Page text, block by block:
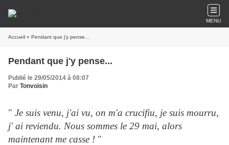
MENU
Accueil » Pendant que j'y pense...
Pendant que j'y pense...
Publié le 29/05/2014 à 08:07
Par Tonvoisin
" Je suis venu, j'ai vu, on m'a crucifiu, je suis mourru,
j' ai reviendu. Nous sommes le 29 mai, alors
maintenant me casse ! "